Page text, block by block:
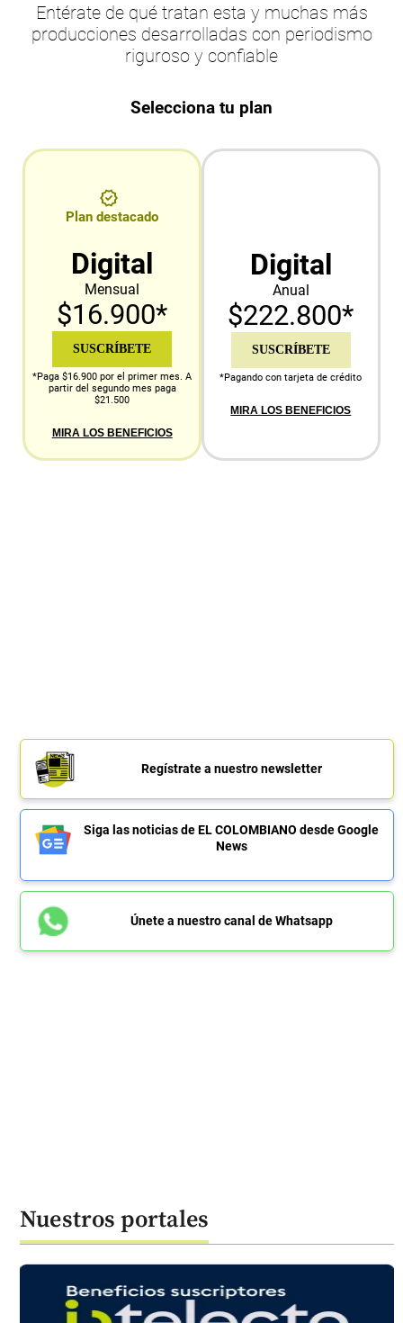
Entérate de qué tratan esta y muchas más
producciones desarrolladas con periodismo
riguroso y confiable
Selecciona tu plan
Plan destacado
Digital
Mensual
$16.900*
SUSCRÍBETE
*Paga $16.900 por el primer mes. A
partir del segundo mes paga
$21.500
MIRA LOS BENEFICIOS
Digital
Anual
$222.800*
SUSCRÍBETE
*Pagando con tarjeta de crédito
MIRA LOS BENEFICIOS
Regístrate a nuestro newsletter
Siga las noticias de EL COLOMBIANO desde Google
News
Únete a nuestro canal de Whatsapp
Nuestros portales